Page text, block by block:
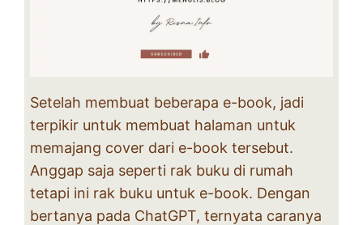
Setelah membuat beberapa e-book, jadi
terpikir untuk membuat halaman untuk
memajang cover dari e-book tersebut.
Anggap saja seperti rak buku di rumah
tetapi ini rak buku untuk e-book. Dengan
bertanya pada ChatGPT, ternyata caranya